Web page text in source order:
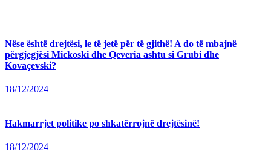
Nëse është drejtësi, le të jetë për të gjithë! A do të mbajnë
përgjegjësi Mickoski dhe Qeveria ashtu si Grubi dhe
Kovaçevski?
18/12/2024
Hakmarrjet politike po shkatërrojnë drejtësinë!
18/12/2024